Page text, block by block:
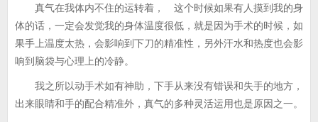
真气在我体内不住的运转着， 这个时候如果有人摸到我的身
体的话，一定会发觉我的身体温度很低，就是因为手术的时候，如
果手上温度太热，会影响到下刀的精准性，另外汗水和热度也会影
响到脑袋与心理上的冷静。
我之所以动手术如有神助，下手从来没有错误和失手的地方，
出来眼睛和手的配合精准外，真气的多种灵活运用也是原因之一。